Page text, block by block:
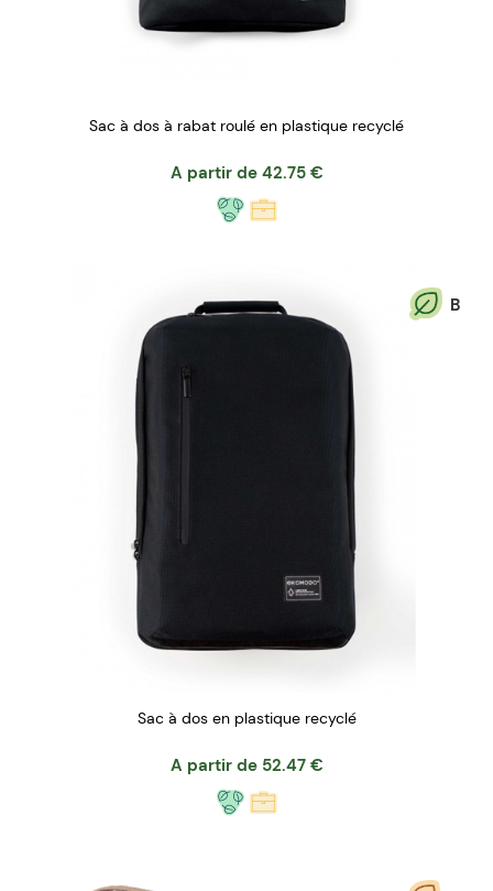
Sac à dos à rabat roulé en plastique recyclé
A partir de 42.75 €
B
Sac à dos en plastique recyclé
A partir de 52.47 €